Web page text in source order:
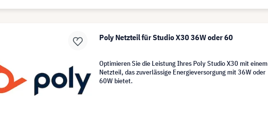
Poly Netzteil für Studio X30 36W oder 60
Optimieren Sie die Leistung Ihres Poly Studio X30 mit einem
Netzteil, das zuverlässige Energieversorgung mit 36W oder
60W bietet.